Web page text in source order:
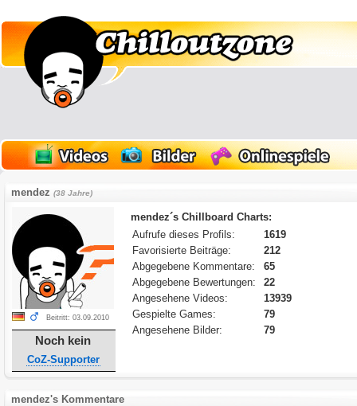
mendez(38 Jahre)
Beitritt: 03.09.2010
Noch kein
CoZ-Supporter
mendez´s Chillboard Charts:
Aufrufe dieses Profils:
1619
Favorisierte Beiträge:
212
Abgegebene Kommentare:
65
Abgegebene Bewertungen:
22
Angesehene Videos:
13939
Gespielte Games:
79
Angesehene Bilder:
79
mendez's Kommentare